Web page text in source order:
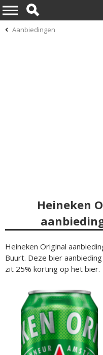
Aanbiedingen
Heineken
Heineken Original
Buurt. Deze bier
zit 25% korting op het bier.